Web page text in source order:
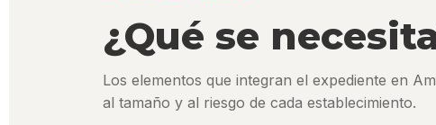
¿Qué se
Los elementos que integran el expediente en
al tamaño y al riesgo de cada establecimiento.